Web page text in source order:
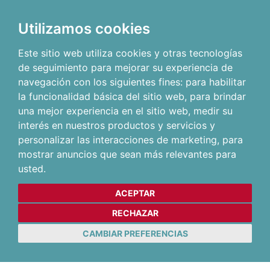
Utilizamos cookies
Este sitio web utiliza cookies y otras tecnologías
de seguimiento para mejorar su experiencia de
navegación con los siguientes fines: para habilitar
la funcionalidad básica del sitio web, para brindar
una mejor experiencia en el sitio web, medir su
interés en nuestros productos y servicios y
personalizar las interacciones de marketing, para
mostrar anuncios que sean más relevantes para
usted.
ACEPTAR
RECHAZAR
CAMBIAR PREFERENCIAS